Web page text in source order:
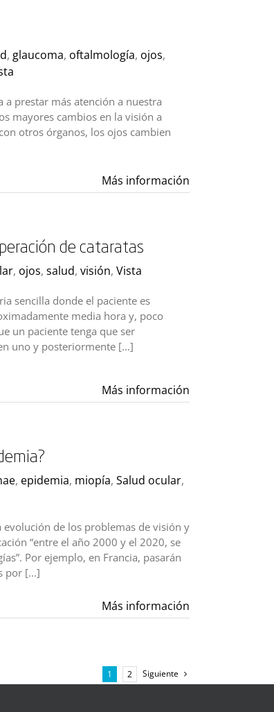
, glaucoma, oftalmología, ojos,
prestar más atención a nuestra
mayores cambios en la visión a
otros órganos, los ojos cambien
Más información
de cataratas
, ojos, salud, visión, Vista
sencilla donde el paciente es
media hora y, poco
un paciente tenga que ser
uno y posteriormente [...]
Más información
, epidemia, miopía, Salud ocular,
evolución de los problemas de visión y
“entre el año 2000 y el 2020, se
Por ejemplo, en Francia, pasarán
por [...]
Más información
1 2 Siguiente